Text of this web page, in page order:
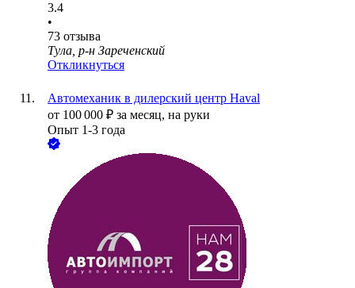
3.4
•
73 отзыва
Тула, р-н Зареченский
Откликнуться
Автомеханик в дилерский центр Haval
от 100 000 ₽ за месяц, на руки
Опыт 1-3 года